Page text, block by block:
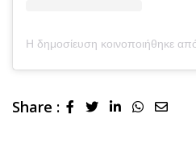
Share : LinkedInWhatsapp
Share